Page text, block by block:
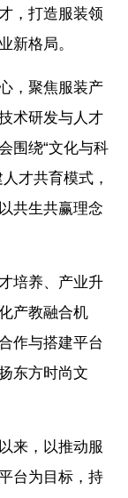
，打造服装领
新格局。
，聚焦服装产
术研发与人才
围绕“文化与科
才共育模式，
共生共赢理念
培养、产业升
产教融合机
作与搭建平台
东方时尚文
来，以推动服
台为目标，持